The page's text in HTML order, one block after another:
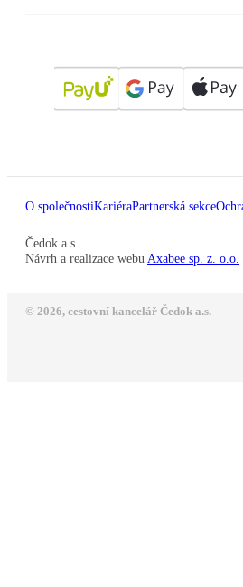
O společnostiKariéraPartnerská sekce
Čedok a.s
Návrh a realizace webu Axabee sp. z. o.o.
© 2026, cestovní kancelář Čedok a.s.